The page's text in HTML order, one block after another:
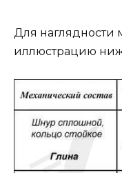
Для наглядности
иллюстрацию